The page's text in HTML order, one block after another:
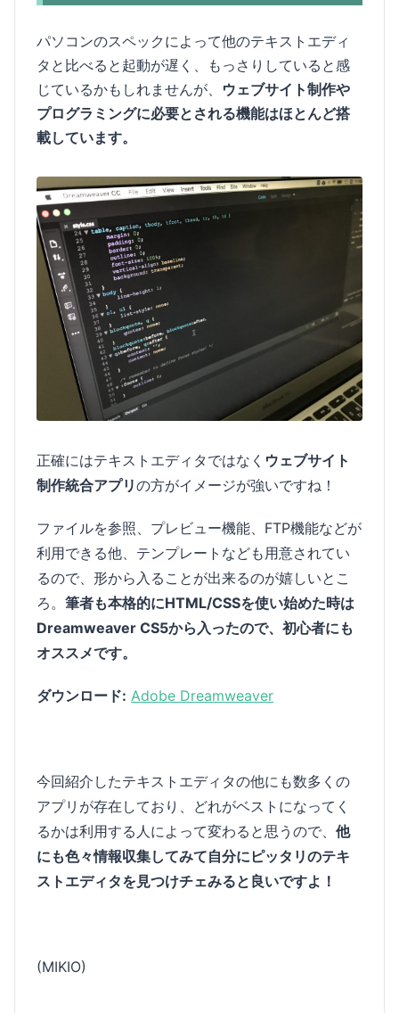
パソコンのスペックによって他のテキストエディ
タと比べると起動が遅く、もっさりしていると感
じているかもしれませんが、 ウェブサイト制作や
プログラミングに必要とされる機能はほとんど搭
載しています。
正確にはテキストエディタではなく ウェブサイト
制作統合アプリの方がイメージが強いですね！
ファイルを参照、プレビュー機能、FTP機能などが
利用できる他、テンプレートなども用意されてい
るので、形から入ることが出来るのが嬉しいとこ
ろ。 筆者も本格的にHTML/CSSを使い始めた時は
Dreamweaver CS5から入ったので、初心者にも
オススメです。
ダウンロード: Adobe Dreamweaver
今回紹介したテキストエディタの他にも数多くの
アプリが存在しており、どれがベストになってく
るかは利用する人によって変わると思うので、 他
にも色々情報収集してみて自分にピッタリのテキ
ストエディタを見つけチェみると良いですよ！
(MIKIO)